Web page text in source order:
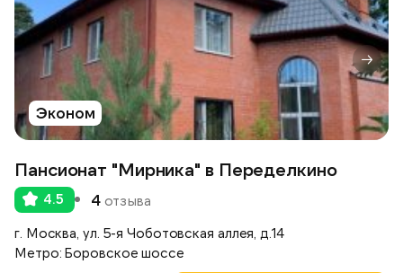
Эконом
Пансионат "Мирника" в Переделкино
4.5 4отзыва
г. Москва, ул. 5-я Чоботовская аллея, д.14
Метро: Боровское шоссе